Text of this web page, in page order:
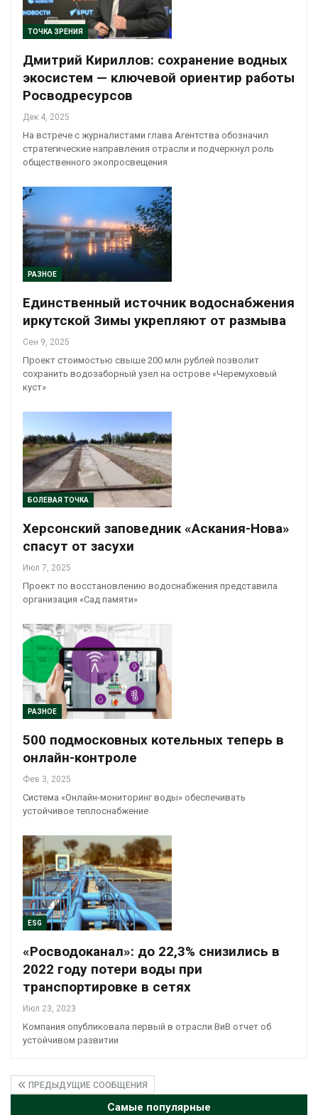
ТОЧКА ЗРЕНИЯ
Дмитрий Кириллов: сохранение водных
экосистем — ключевой ориентир работы
Росводресурсов
Дек 4, 2025
На встрече с журналистами глава Агентства обозначил
стратегические направления отрасли и подчеркнул роль
общественного экопросвещения
РАЗНОЕ
Единственный источник водоснабжения
иркутской Зимы укрепляют от размыва
Сен 9, 2025
Проект стоимостью свыше 200 млн рублей позволит
сохранить водозаборный узел на острове «Черемуховый
куст»
БОЛЕВАЯ ТОЧКА
Херсонский заповедник «Аскания-Нова»
спасут от засухи
Июл 7, 2025
Проект по восстановлению водоснабжения представила
организация «Сад памяти»
РАЗНОЕ
500 подмосковных котельных теперь в
онлайн-контроле
Фев 3, 2025
Система «Онлайн-мониторинг воды» обеспечивать
устойчивое теплоснабжение
ESG
«Росводоканал»: до 22,3% снизились в
2022 году потери воды при
транспортировке в сетях
Июл 23, 2023
Компания опубликовала первый в отрасли ВиВ отчет об
устойчивом развитии
ПРЕДЫДУЩИЕ СООБЩЕНИЯ
Самые популярные